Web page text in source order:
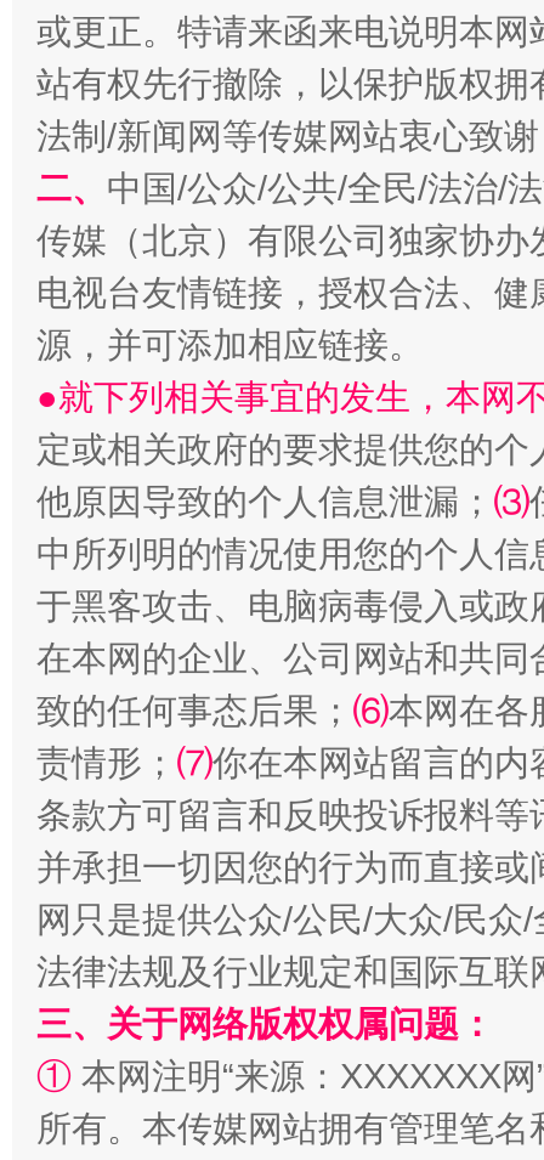
受贿1.44亿！段成刚被判无期 从幼
全民健身五年计划来了！等你上场
或更正。特请来函来电说明本
站有权先行撤除，以保护版权
法制/新闻网等传媒网站衷心致
二、 中国/公众/公共/全民/法治/
传媒（北京）有限公司独家协
电视台友情链接，授权合法、
源，并可添加相应链接。
●就下列相关事宜的发生，本网
定或相关政府的要求提供您的个
他原因导致的个人信息泄漏； ⑶
中所列明的情况使用您的个人
于黑客攻击、电脑病毒侵入或
在本网的企业、公司网站和共
致的任何事态后果； ⑹本网在各
责情形； ⑺你在本网站留言的内
条款方可留言和反映投诉报料
并承担一切因您的行为而直接
网只是提供公众/公民/大众/民
法律法规及行业规定和国际互
三、关于网络版权权属问题：
① 本网注明“来源：XXXXXXX
所有。本传媒网站拥有管理笔